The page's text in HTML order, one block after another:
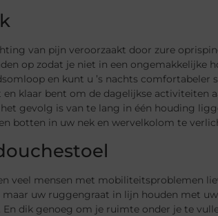
van pijn veroorzaakt door zure
op zodat je niet in een ongemakkelijke
en kunt u ’s nachts comfortabeler
klaar bent om de dagelijkse activiteiten
gevolg is van te lang in één houding
botten in uw nek en wervelkolom te
veel mensen met mobiliteitsproblemen
maar uw ruggengraat in lijn houden met
dik genoeg om je ruimte onder je te